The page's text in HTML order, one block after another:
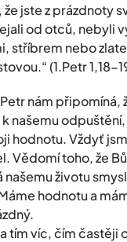
jste z prázdnoty
od otců, nebyli
stříbrem nebo
(1.Petr 1,18-
nám připomíná,
našemu
hodnotu. Vždyť
Vědomí toho, že
našemu životu
hodnotu a
tím víc, čím častěji